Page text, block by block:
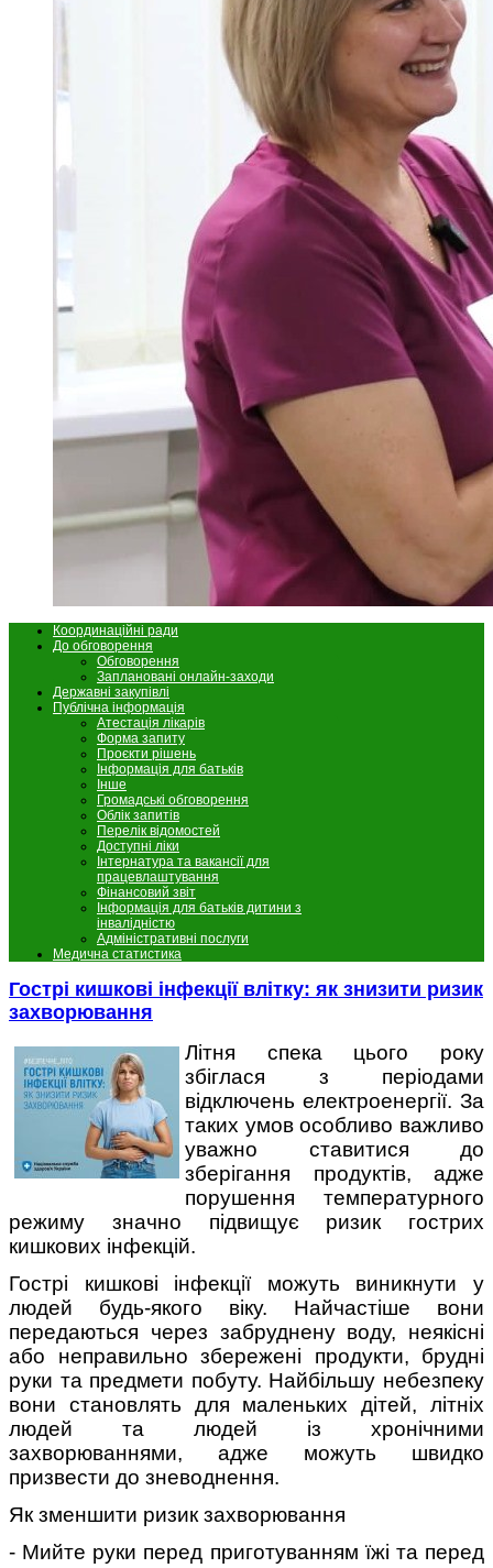
Координаційні ради
До обговорення
Обговорення
Заплановані онлайн-заходи
Державні закупівлі
Публічна інформація
Атестація лікарів
Форма запиту
Проєкти рішень
Інформація для батьків
Інше
Громадські обговорення
Облік запитів
Перелік відомостей
Доступні ліки
Інтернатура та вакансії для
працевлаштування
Фінансовий звіт
Інформація для батьків дитини з
інвалідністю
Адміністративні послуги
Медична статистика
Гострі кишкові інфекції влітку: як знизити ризик
захворювання
Літня спека цього року
збіглася з періодами
відключень електроенергії. За
таких умов особливо важливо
уважно ставитися до
зберігання продуктів, адже
порушення температурного
режиму значно підвищує ризик гострих
кишкових інфекцій.
Гострі кишкові інфекції можуть виникнути у
людей будь-якого віку. Найчастіше вони
передаються через забруднену воду, неякісні
або неправильно збережені продукти, брудні
руки та предмети побуту. Найбільшу небезпеку
вони становлять для маленьких дітей, літніх
людей та людей із хронічними
захворюваннями, адже можуть швидко
призвести до зневоднення.
Як зменшити ризик захворювання
- Мийте руки перед приготуванням їжі та перед